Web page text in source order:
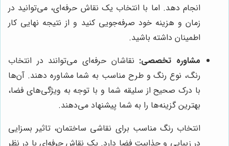
انجام دهد. اما با انتخاب یک نقاش حرفه‌ای، می‌توانید در
زمان و هزینه خود صرفه‌جویی کنید و از نتیجه نهایی کار
اطمینان داشته باشید.
مشاوره تخصصی: نقاشان حرفه‌ای می‌توانند در انتخاب
رنگ، نوع رنگ و طرح مناسب به شما مشاوره دهند. آن‌ها
با درک صحیح از سلیقه شما و با توجه به ویژگی‌های فضا،
بهترین گزینه‌ها را به شما پیشنهاد می‌دهند.
انتخاب رنگ مناسب برای نقاشی ساختمان، تاثیر بسزایی
در زیبایی و جذابیت فضا دارد. یک نقاش حرفه‌ای با در نظر